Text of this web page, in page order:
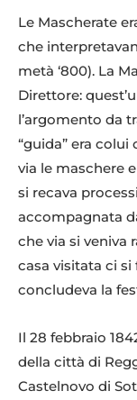
Le Mascherate
che
metà ‘800). La
Direttore:
l’argomento da
“guida” era
via le maschere
si recava
accompagnata
che via si veniva
casa visitata ci
concludeva la
Il 28 febbraio
della città di
Castelnovo di